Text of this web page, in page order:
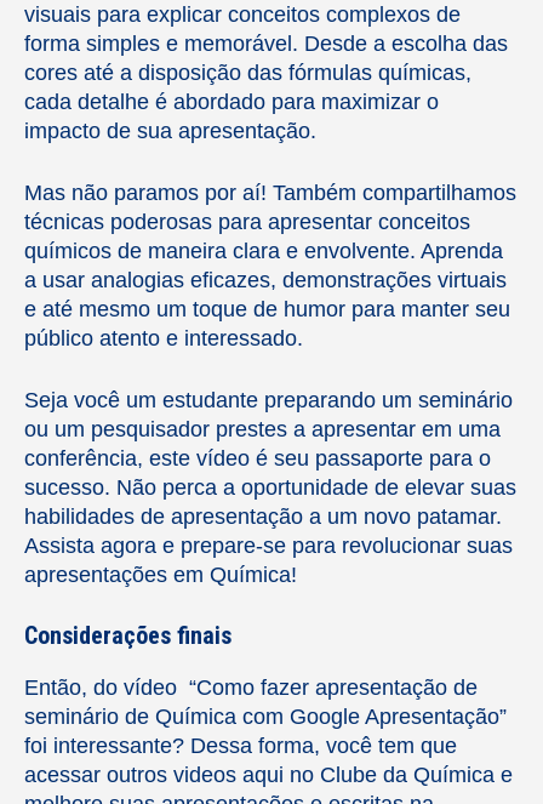
visuais para explicar conceitos complexos de
forma simples e memorável. Desde a escolha das
cores até a disposição das fórmulas químicas,
cada detalhe é abordado para maximizar o
impacto de sua apresentação.
Mas não paramos por aí! Também compartilhamos
técnicas poderosas para apresentar conceitos
químicos de maneira clara e envolvente. Aprenda
a usar analogias eficazes, demonstrações virtuais
e até mesmo um toque de humor para manter seu
público atento e interessado.
Seja você um estudante preparando um seminário
ou um pesquisador prestes a apresentar em uma
conferência, este vídeo é seu passaporte para o
sucesso. Não perca a oportunidade de elevar suas
habilidades de apresentação a um novo patamar.
Assista agora e prepare-se para revolucionar suas
apresentações em Química!
Considerações finais
Então, do vídeo “Como fazer apresentação de
seminário de Química com Google Apresentação”
foi interessante? Dessa forma, você tem que
acessar outros videos aqui no Clube da Química e